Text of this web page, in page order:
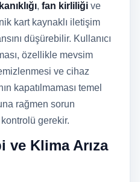
, fan kirliliği ve
kart kaynaklı iletişim
düşürebilir. Kullanıcı
özellikle mevsim
ve cihaz
kapatılmaması temel
rağmen sorun
gerekir.
ve Klima Arıza